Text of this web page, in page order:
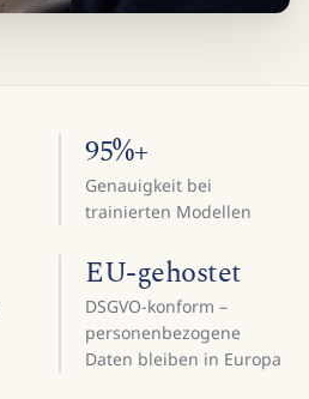
95%+
Genauigkeit bei
trainierten Modellen
EU-gehostet
DSGVO-konform –
personenbezogene
Daten bleiben in Europa